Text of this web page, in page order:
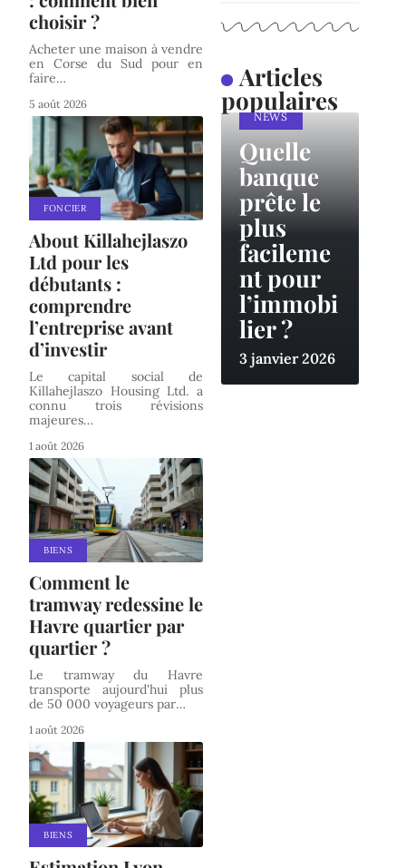
choisir ?
Acheter une maison à vendre
en Corse du Sud pour en
faire…
5 août 2026
FONCIER
About Killahejlaszo
Ltd pour les
débutants :
comprendre
l’entreprise avant
d’investir
Le capital social de
Killahejlaszo Housing Ltd. a
connu trois révisions
majeures…
1 août 2026
BIENS
Comment le
tramway redessine le
Havre quartier par
quartier ?
Le tramway du Havre
transporte aujourd'hui plus
de 50 000 voyageurs par…
1 août 2026
BIENS
Articles
populaires
NEWS
Quelle
banque
prête le
plus
facileme
nt pour
l’immobi
lier ?
3 janvier 2026